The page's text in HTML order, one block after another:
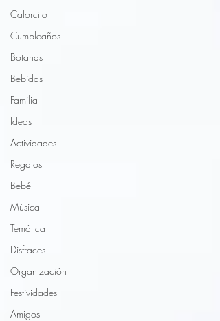
Calorcito
Cumpleaños
Botanas
Bebidas
Familia
Ideas
Actividades
Regalos
Bebé
Música
Temática
Disfraces
Organización
Festividades
Amigos